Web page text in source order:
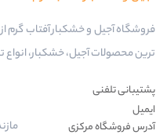
ترین محصولات آجیل، خشکبار،
پشتیبانی تلفنی
ایمیل
آدرس‌ فروشگاه مرکزی